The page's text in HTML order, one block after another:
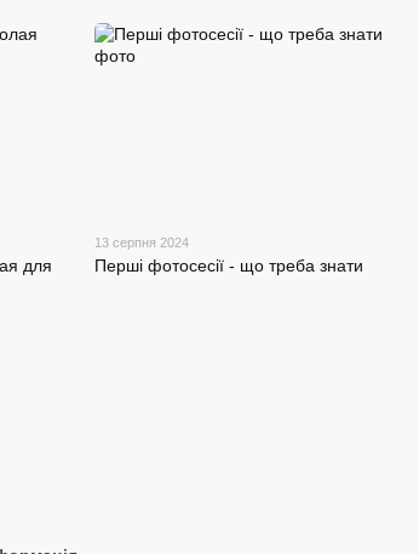
для
13 серпня 2024
Перші фотосесії - що треба знати